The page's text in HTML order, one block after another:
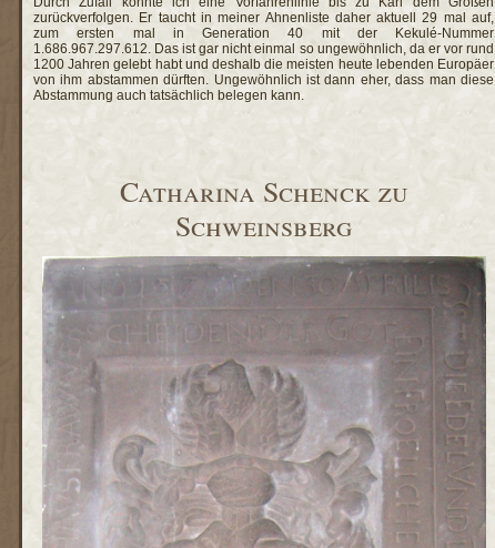
zurückverfolgen. Er taucht in meiner Ahnenliste daher aktuell 29 mal auf,
zum ersten mal in Generation 40 mit der Kekulé-Nummer
1.686.967.297.612. Das ist gar nicht einmal so ungewöhnlich, da er vor rund
1200 Jahren gelebt habt und deshalb die meisten heute lebenden Europäer
von ihm abstammen dürften. Ungewöhnlich ist dann eher, dass man diese
Abstammung auch tatsächlich belegen kann.
Catharina Schenck zu
Schweinsberg